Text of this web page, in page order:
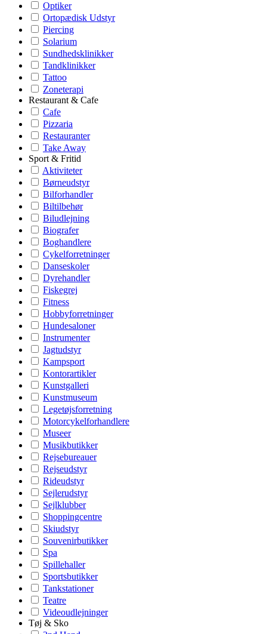
Optiker
Ortopædisk Udstyr
Piercing
Solarium
Sundhedsklinikker
Tandklinikker
Tattoo
Zoneterapi
Restaurant & Cafe
Cafe
Pizzaria
Restauranter
Take Away
Sport & Fritid
Aktiviteter
Børneudstyr
Bilforhandler
Biltilbehør
Biludlejning
Biografer
Boghandlere
Cykelforretninger
Danseskoler
Dyrehandler
Fiskegrej
Fitness
Hobbyforretninger
Hundesaloner
Instrumenter
Jagtudstyr
Kampsport
Kontorartikler
Kunstgalleri
Kunstmuseum
Legetøjsforretning
Motorcykelforhandlere
Museer
Musikbutikker
Rejsebureauer
Rejseudstyr
Rideudstyr
Sejlerudstyr
Sejlklubber
Shoppingcentre
Skiudstyr
Souvenirbutikker
Spa
Spillehaller
Sportsbutikker
Tankstationer
Teatre
Videoudlejninger
Tøj & Sko